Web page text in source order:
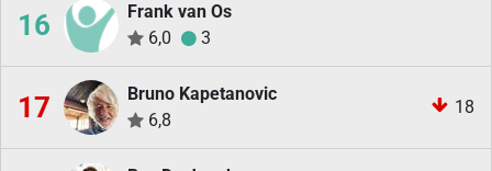
16
Frank van Os
6,0
3
17
Bruno Kapetanovic
6,8
18